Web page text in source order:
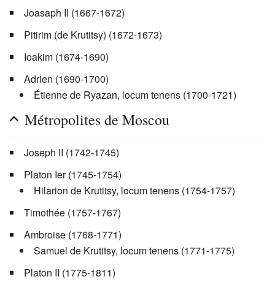
Joasaph II (1667-1672)
Pitirim (de Krutitsy) (1672-1673)
Ioakim (1674-1690)
Adrien (1690-1700)
Étienne de Ryazan, locum tenens (1700-1721)
Métropolites de Moscou
Joseph II (1742-1745)
Platon Ier (1745-1754)
Hilarion de Krutitsy, locum tenens (1754-1757)
Timothée (1757-1767)
Ambroise (1768-1771)
Samuel de Krutitsy, locum tenens (1771-1775)
Platon II (1775-1811)